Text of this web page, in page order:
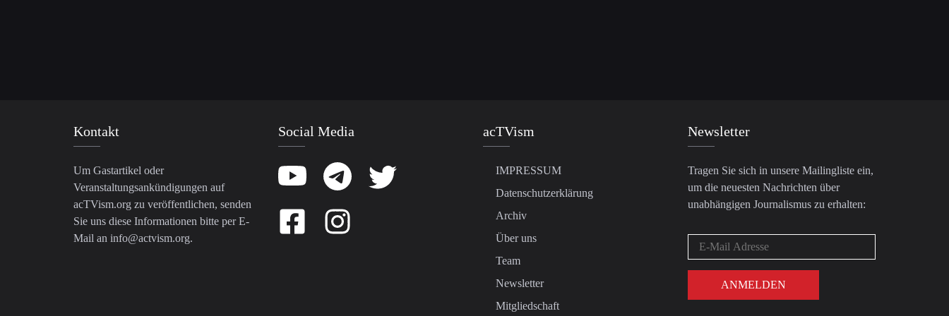
Kontakt
Um Gastartikel oder
Veranstaltungsankündigungen auf
acTVism.org zu veröffentlichen, senden
Sie uns diese Informationen bitte per E-
Mail an info@actvism.org.
Social Media acTVism
IMPRESSUM
Datenschutzerklärung
Archiv
Über uns
Team
Newsletter
Mitgliedschaft
Newsletter
Tragen Sie sich in unsere Mailingliste ein,
um die neuesten Nachrichten über
unabhängigen Journalismus zu erhalten: